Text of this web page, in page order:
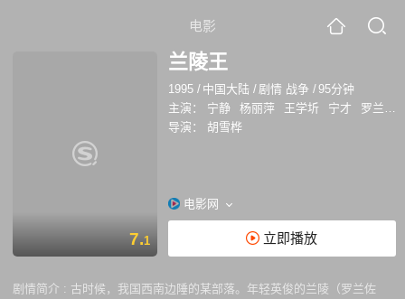
电影
7.1
兰陵王
1995 / 中国大陆 /剧情 战争 /95分钟
主演：
宁静 杨丽萍 王学圻 宁才
罗兰佐·卡伦德
导演：
胡雪桦
电影网
立即播放
剧情简介 : 古时候，我国西南边陲的某部落。年轻英俊的兰陵（罗兰佐